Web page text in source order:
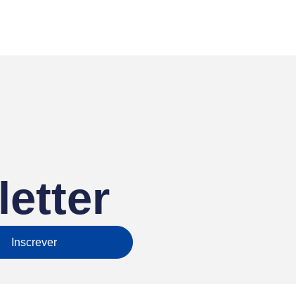
Inscrever